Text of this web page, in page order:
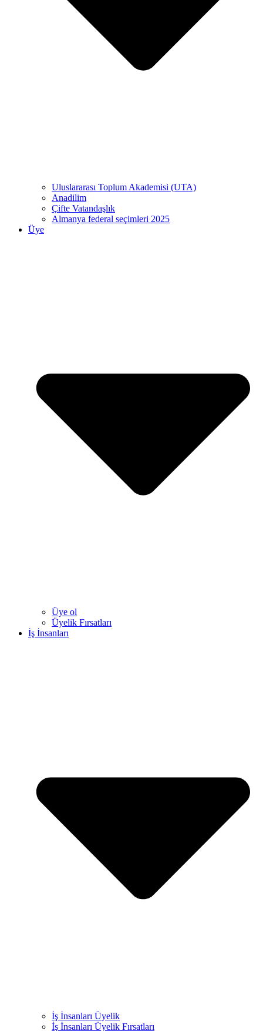
Uluslararası Toplum Akademisi (UTA)
Anadilim
Çifte Vatandaşlık
Almanya federal seçimleri 2025
Üye
Üye ol
Üyelik Fırsatları
İş İnsanları
İş İnsanları Üyelik
İş İnsanları Üyelik Fırsatları